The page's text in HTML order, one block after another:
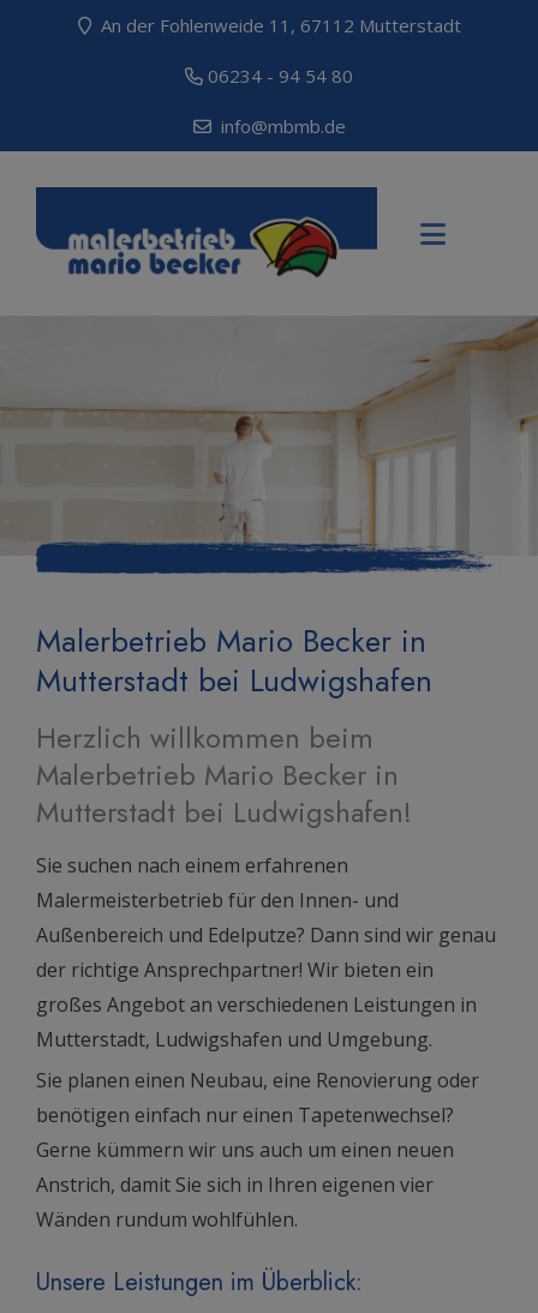
An der Fohlenweide 11, 67112 Mutterstadt
06234 - 94 54 80
info@mbmb.de
Malerbetrieb Mario Becker in
Mutterstadt bei Ludwigshafen
Herzlich willkommen beim
Malerbetrieb Mario Becker in
Mutterstadt bei Ludwigshafen!
Sie suchen nach einem erfahrenen
Malermeisterbetrieb für den Innen- und
Außenbereich und Edelputze? Dann sind wir genau
der richtige Ansprechpartner! Wir bieten ein
großes Angebot an verschiedenen Leistungen in
Mutterstadt, Ludwigshafen und Umgebung.
Sie planen einen Neubau, eine Renovierung oder
benötigen einfach nur einen Tapetenwechsel?
Gerne kümmern wir uns auch um einen neuen
Anstrich, damit Sie sich in Ihren eigenen vier
Wänden rundum wohlfühlen.
Unsere Leistungen im Überblick: